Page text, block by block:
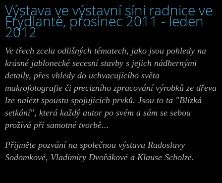
Výstava ve výstavní síni radnice ve
Frýdlantě, prosinec 2011 - leden
2012
Ve třech zcela odlišných tématech, jako jsou pohledy na
krásné jablonecké secesní stavby s jejich nádhernými
detaily, přes vhledy do uchvacujícího světa
makrofotografie či precizního zpracování výrobků ze dřeva
lze nalézt spoustu spojujících prvků. Jsou to ta "Blízká
setkání", která každý autor po svém a sám se sebou
prožívá při samotné tvorbě...
Přijměte pozvání na společnou výstavu Radoslavy
Sodomkové, Vladimíry Dvořákové a Klause Scholze.